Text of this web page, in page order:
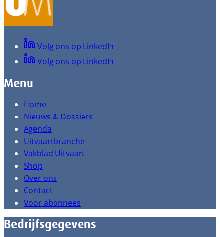
Volg ons op LinkedIn
Volg ons op LinkedIn
Menu
Home
Nieuws & Dossiers
Agenda
Uitvaartbranche
Vakblad Uitvaart
Shop
Over ons
Contact
Voor abonnees
Bedrijfsgegevens